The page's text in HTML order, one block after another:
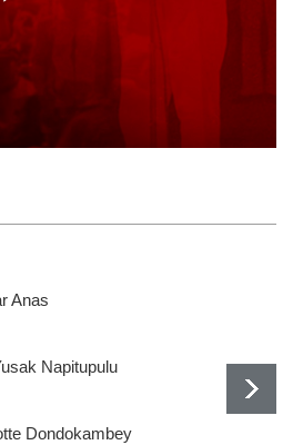
Anas
Napitupulu
Dondokambey